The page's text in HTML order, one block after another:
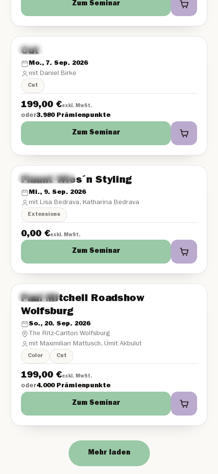
Zum Seminar
Wild Beauty Akademie
Cut
Mo., 7. Sep. 2026
mit Daniel Birke
Cut
199,00 €exkl. MwSt.
oder3.980 Prämienpunkte
Zum Seminar
Online Webinar
Flaunt Wies´n Styling
Mi., 9. Sep. 2026
mit Lisa Bedrava, Katharina Bedrava
Extensions
0,00 €exkl. MwSt.
Zum Seminar
Roadshow
Paul Mitchell Roadshow
Wolfsburg
So., 20. Sep. 2026
The Ritz-Carlton Wolfsburg
mit Maximilian Mattusch, Ümit Akbulut
Color Cut
199,00 €exkl. MwSt.
oder4.000 Prämienpunkte
Zum Seminar
Mehr laden